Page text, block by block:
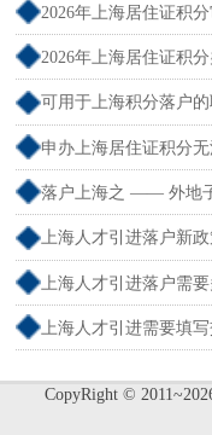
户怎么办理）
2026年上海居住证积
核流程）
2026年上海居住证积
签）
可用于上海积分落户
分的技能证书）
申办上海居住证积分
请受理通过,等待审批
落户上海之 —— 外地
上海人才引进落户新
策出炉）
上海人才引进落户需
限）
上海人才引进需要填
CopyRight ©